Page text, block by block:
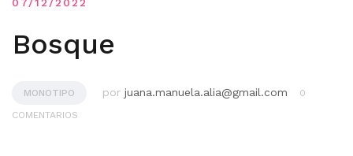
07/12/2022
Bosque
MONOTIPO por juana.manuela.alia@gmail.com
0
COMENTARIOS